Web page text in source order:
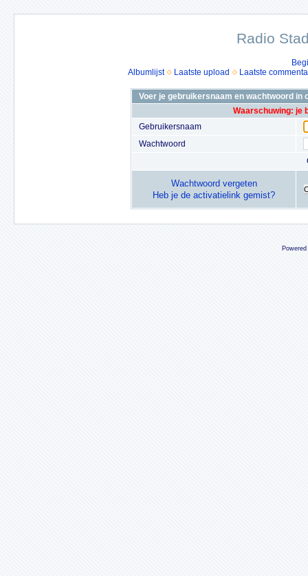
Radio
Albumlijst
Laatste upload Laatste
Voer je gebruikersnaam en wachtwoord in
Waarschuwing: je
Gebruikersnaam
Wachtwoord
Wachtwoord vergeten
Heb je de activatielink gemist?